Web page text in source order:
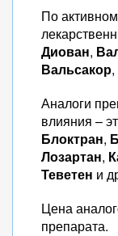
По
Диован,
Вальсакор,
Аналоги
влияния –
Блоктран,
Лозартан,
Теветен и
Цена
препарата.